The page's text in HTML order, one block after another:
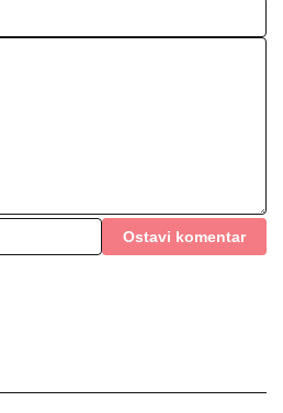
Ostavi komentar